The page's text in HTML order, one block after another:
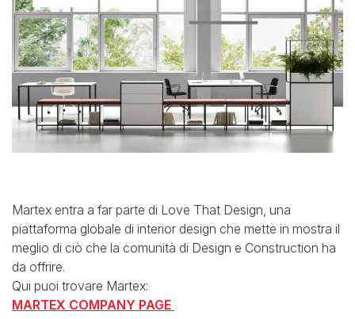
Martex entra a far parte di Love That Design, una
piattaforma globale di interior design che mette in mostra il
meglio di ciò che la comunità di Design e Construction ha
da offrire.
Qui puoi trovare Martex:
MARTEX COMPANY PAGE